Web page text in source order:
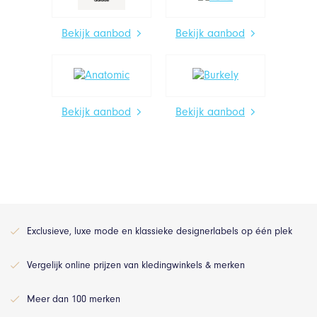
Bekijk aanbod Bekijk aanbod
Bekijk aanbod Bekijk aanbod
Exclusieve, luxe mode en klassieke designerlabels op één plek
Vergelijk online prijzen van kledingwinkels & merken
Meer dan 100 merken